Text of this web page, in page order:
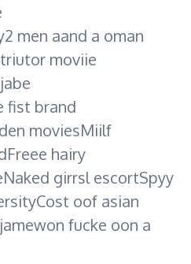
men aand a oman
moviie
fist brand
moviesMiilf
hairy
girrsl escortSpyy
oof asian
fucke oon a